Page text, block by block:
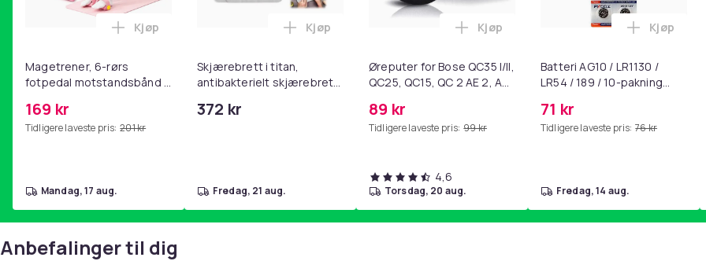
Magetrener, 6-rørs
fotpedal motstandsbånd -
yoga og
hjemmegymnastikk Pink
169 kr
Tidligere laveste pris: 201 kr
Legg Magetrener, 6-rørs fotpedal motstandsbånd - mage- og kjernetrening, yoga og
Kjøp
mandag, 17 aug.
Skjærebrett i titan,
antibakterielt skjærebrett,
BPA-fri (2 stk.)
372 kr
Legg Skjærebrett i titan, antibakterielt skjærebrett, skjærebrett i
Kjøp
fredag, 21 aug.
Øreputer for Bose QC35 I/II,
QC25, QC15, QC 2 AE 2, AE
SoundLink Black
89 kr
Tidligere laveste pris: 99 kr
Legg Øreputer for Bose QC35 I/II, QC25,
Kjøp
4,6
torsdag, 20 aug.
Batteri AG10 / LR1130 /
LR54 / 189 / 10-pakning
71 kr
Tidligere laveste pris: 76 kr
Legg
Kjøp
fredag, 14 aug.
Anbefalinger til dig